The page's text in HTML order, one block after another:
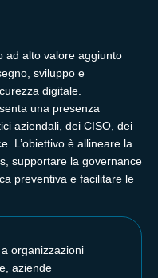
organizzazioni
aziende
ad alto valore aggiunto
sviluppo e
digitale.
una presenza
aziendali, dei CISO, dei
L’obiettivo è allineare la
supportare la governance
preventiva e facilitare le